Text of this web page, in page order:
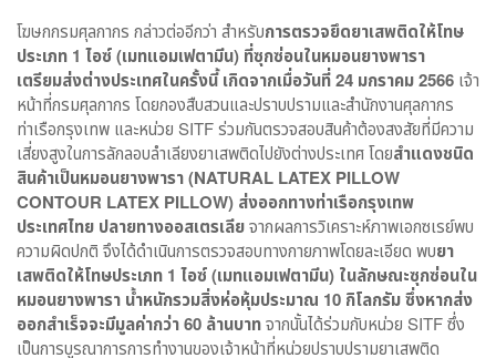
โฆษกกรมศุลกากร กล่าวต่ออีกว่า สำหรับการตรวจยึดยาเสพติดให้โทษ
ประเภท 1 ไอซ์ (เมทแอมเฟตามีน) ที่ซุกซ่อนในหมอนยางพารา
เตรียมส่งต่างประเทศในครั้งนี้ เกิดจากเมื่อวันที่24 มกราคม2566 เจ้า
หน้าที่กรมศุลกากร โดยกองสืบสวนและปราบปรามและสำนักงานศุลกากร
ท่าเรือกรุงเทพ และหน่วย SITF ร่วมกันตรวจสอบสินค้าต้องสงสัยที่มีความ
เสี่ยงสูงในการลักลอบลำเลียงยาเสพติดไปยังต่างประเทศ โดยสำแดงชนิด
สินค้าเป็นหมอนยางพารา (NATURAL LATEX PILLOW
CONTOUR LATEX PILLOW) ส่งออกทางท่าเรือกรุงเทพ
ประเทศไทย ปลายทางออสเตรเลียจากผลการวิเคราะห์ภาพเอกซเรย์พบ
ความผิดปกติ จึงได้ดำเนินการตรวจสอบทางกายภาพโดยละเอียด พบยา
เสพติดให้โทษประเภท 1 ไอซ์ (เมทแอมเฟตามีน) ในลักษณะซุกซ่อนใน
หมอนยางพารา น้ำหนักรวมสิ่งห่อหุ้มประมาณ 10 กิโลกรัม ซึ่งหากส่ง
ออกสำเร็จจะมีมูลค่ากว่า60 ล้านบาทจากนั้นได้ร่วมกับหน่วย SITF ซึ่ง
เป็นการบูรณาการการทำงานของเจ้าหน้าที่หน่วยปราบปรามยาเสพติด